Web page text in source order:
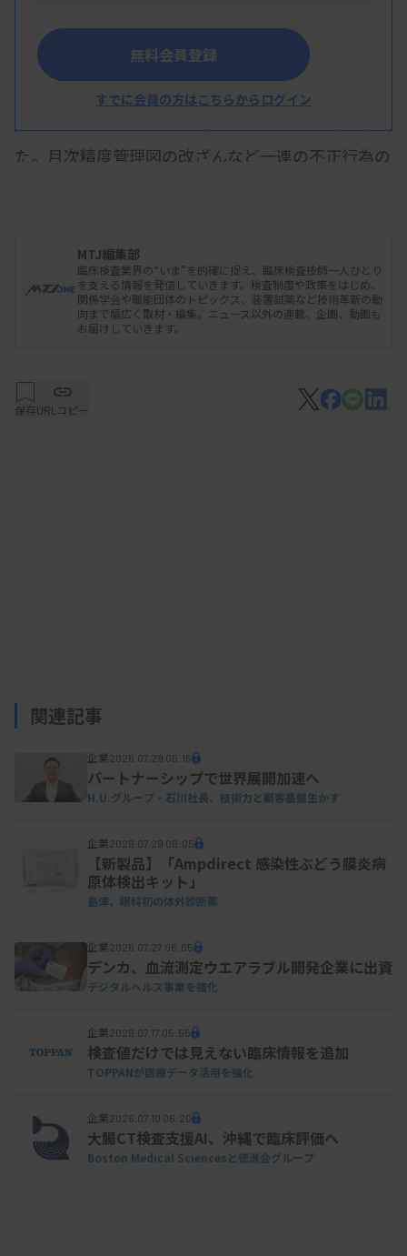
LSIメディエンスは7月19日、臨床検査事業本部に
8月1日付で「検査品質管理部」を新設すると発表し
た。月次精度管理図の改ざんなど一連の不正行為の
機構改革を通じて「品質保証システムの抜本的な
書など業務プロセス管理の強化や、管理運用の適切
無料会員登録
すでに会員の方はこちらからログイン
MTJ編集部
臨床検査業界の“いま”を的確に捉え、臨床検査技師一人ひとり
を支える情報を発信していきます。検査制度や政策をはじめ、
関係学会や職能団体のトピックス、装置試薬など技術革新の動
向まで幅広く取材・編集。ニュース以外の連載、企画、動画も
お届けしていきます。
保存URLコピー
関連記事
企業2026.07.29 06:15
パートナーシップで世界展開加速へ
H.U.グループ・石川社長、技術力と顧客基盤生かす
企業2026.07.29 06:05
【新製品】「Ampdirect 感染性ぶどう膜炎病
原体検出キット」
島津、眼科初の体外診断薬
企業2026.07.27 06:05
デンカ、血流測定ウエアラブル開発企業に出資
デジタルヘルス事業を強化
企業2026.07.17 05:55
検査値だけでは見えない臨床情報を追加
TOPPANが医療データ活用を強化
企業2026.07.10 06:20
大腸CT検査支援AI、沖縄で臨床評価へ
Boston Medical Sciencesと徳洲会グループ